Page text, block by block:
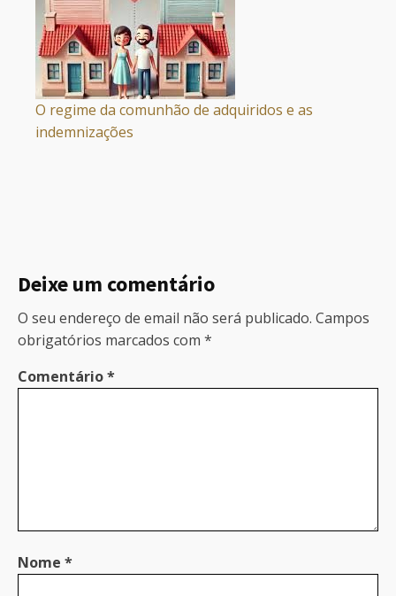
O regime da comunhão de adquiridos e as
indemnizações
Deixe um comentário
O seu endereço de email não será publicado. Campos
obrigatórios marcados com *
Comentário*
Nome *